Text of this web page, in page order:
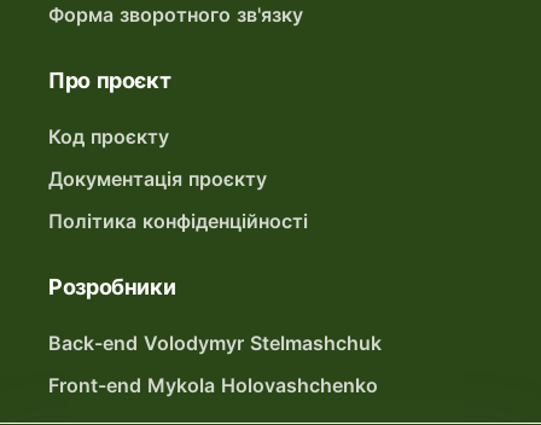
Форма зворотного зв'язку
Про проєкт
Код проєкту
Документація проєкту
Політика конфіденційності
Розробники
Back-end Volodymyr Stelmashchuk
Front-end Mykola Holovashchenko